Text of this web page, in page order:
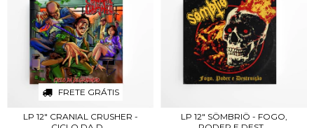
FRETE GRÁTIS
LP 12" CRANIAL CRUSHER -
LP 12" SÖMBRIÖ - FOGO,